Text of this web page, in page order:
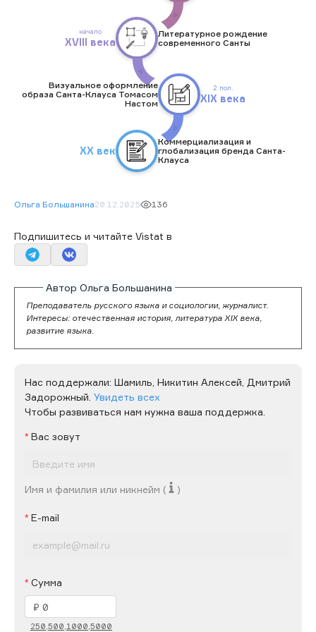
начало
XVIII века
Литературное рождение
современного Санты
2 пол.
XIX века
Визуальное оформление
образа Санта-Клауса Томасом
Настом
XX век
Коммерциализация и
глобализация бренда Санта-
Клауса
Ольга Большанина20.12.2025 136
Подпишитесь и читайте Vistat в
Автор Ольга Большанина
Преподаватель русского языка и социологии, журналист.
Интересы: отечественная история, литература XIX века,
развитие языка.
Нас поддержали: Шамиль, Никитин Алексей, Дмитрий
Задорожный. Увидеть всех
Чтобы развиваться нам нужна ваша поддержка.
Вас зовут
Имя и фамилия или никнейм ( )
E-mail
Сумма
250,500,1000,5000